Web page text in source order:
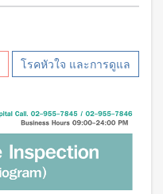
โรคหัวใจ และการดูแล